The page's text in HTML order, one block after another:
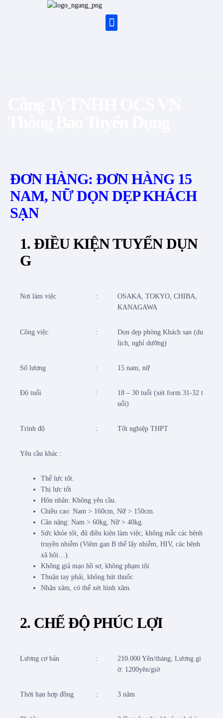
ĐƠN HÀNG: ĐƠN HÀNG 15
NAM, NỮ DỌN DẸP KHÁCH
SẠN
1. ĐIỀU KIỆN TUYỂN DỤN
G
Nơi làm việc :
OSAKA, TOKYO, CHIBA,
KANAGAWA
Công việc :
Dọn dẹp phòng Khách sạn (du
lịch, nghỉ dưỡng)
Số lượng : 15 nam, nữ
Độ tuổi :
18 – 30 tuổi (xét form 31-32 t
uổi)
Trình độ : Tốt nghiệp THPT
Yêu cầu khác :
Thể lực tốt.
Thị lực tốt.
Hôn nhân: Không yêu cầu.
Chiều cao: Nam > 160cm, Nữ > 150cm.
Cân nặng: Nam > 60kg, Nữ > 40kg.
Sức khỏe tốt, đủ điều kiện làm việc, không mắc các bệnh
truyền nhiễm (Viêm gan B thể lây nhiễm, HIV, các bệnh
xã hội…).
Không giả mạo hồ sơ, không phạm tội
Thuận tay phải, không hút thuốc.
Nhận xăm, có thể xét hình xăm.
2. CHẾ ĐỘ PHÚC LỢI
Lương cơ bản :
210.000 Yên/tháng; Lương gi
ờ: 1200yên/giờ
Thời hạn hợp đồng : 3 năm